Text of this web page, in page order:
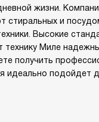
жизни.
стиральных и
Высокие
технику Миле
получить
идеально подойдет